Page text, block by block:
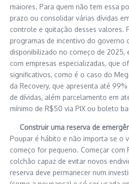
maiores. Para quem não tem essa
prazo ou consolidar várias dívidas
controle e quitação desses valores.
programas de incentivo do governo
disponibilizado no começo de 2025,
com empresas especializadas, que
significativos, como é o caso do
da Recovery, que apresenta até
de dívidas, além parcelamento em
mínimo de R$50 via PIX ou boleto
Construir uma reserva de
Poupar é hábito e não importa se o
começo for pequeno. Começar com
colchão capaz de evitar novos
reserva deve permanecer num